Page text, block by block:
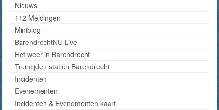
Nieuws
112 Meldingen
Miniblog
BarendrechtNU Live
Het weer in Barendrecht
Treintijden station Barendrecht
Incidenten
Evenementen
Incidenten & Evenementen kaart